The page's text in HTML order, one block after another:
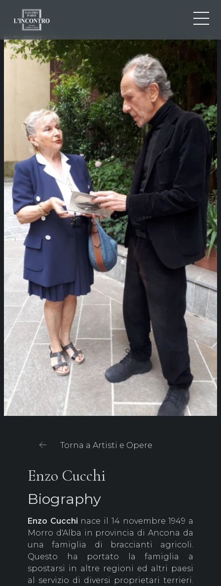
EN
CHI SIAMO
NEWS ED EVENTI
ARTISTI E OPERE
CONTATTI
Torna a Artisti e Opere
Enzo Cucchi
Biography
Enzo Cucchi nace il 14 novembre 1949 a
Morro d'Alba in provincia di Ancona da
una famiglia di braccianti agricoli.
Questo ha portato la famiglia a
spostarsi in altre regioni ed altri paesi
al servizio di diversi proprietari terrieri.